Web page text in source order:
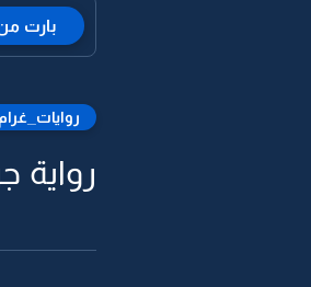
بارت
روايات_غرام
رواية